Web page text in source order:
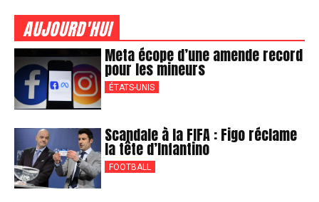
AUJOURD'HUI
Meta écope d’une amende record
pour les mineurs
ÉTATS-UNIS
Scandale à la FIFA : Figo réclame
la tête d’Infantino
FOOTBALL